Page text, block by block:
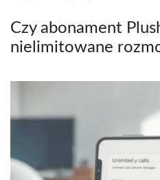
Czy abonament
nielimitowane